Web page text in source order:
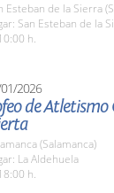
Esteban de la Sierra
San Esteban de la
h.
2026
de
(Salamanca)
La Aldehuela
h.